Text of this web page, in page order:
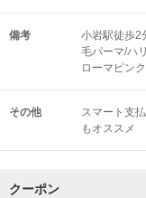
備考
小岩駅徒歩2
毛パーマ/ハ
ローマピンク
その他 スマート支
もオススメ
クーポン